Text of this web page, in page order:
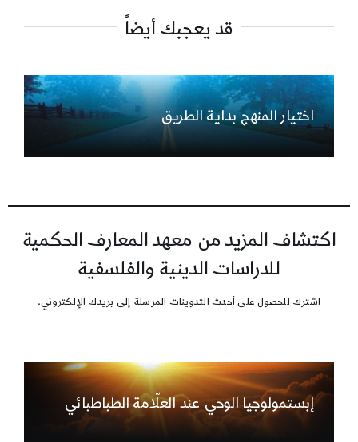
قد يعجبك أيضاً
اختيار المنهج بداية الطريق
اكتشاف المزيد من معهد المعارف الحكمية
للدراسات الدينية والفلسفية
اشترك للحصول على أحدث التدوينات المرسلة إلى بريدك الإلكتروني.
إبستمولوجيا الوحي عند العلّامة الطباطبائي